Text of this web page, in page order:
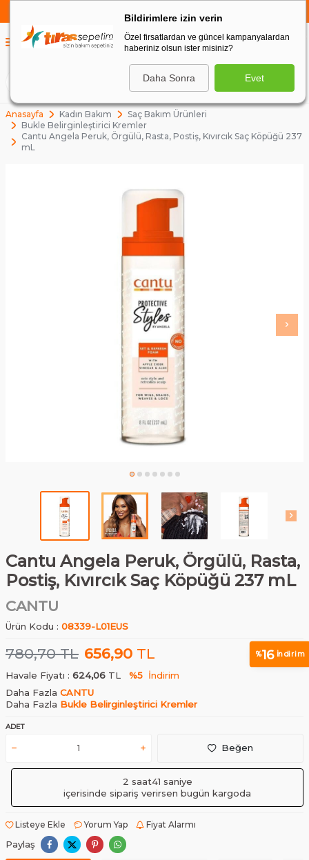
Anasayfa Kadın Bakım
Saç Bakım Ürünleri
Bukle Belirginleştirici Kremler
Cantu Angela Peruk, Örgülü, Rasta, Postiş, Kıvırcık Saç Köpüğü 237
mL
Cantu Angela Peruk, Örgülü, Rasta,
Postiş, Kıvırcık Saç Köpüğü 237 mL
CANTU
Ürün Kodu : 08339-L01EUS
780,70TL 656,90 TL %16 İndirim
Havale Fiyatı : 624,06 TL %5 İndirim
Daha Fazla CANTU
Daha Fazla Bukle Belirginleştirici Kremler
ADET
Beğen
2 saat41 saniye
içerisinde sipariş verirsen bugün kargoda
Listeye Ekle Yorum Yap Fiyat Alarmı
Paylaş
Bildirimlere izin verin
Özel firsatlardan ve güncel kampanyalardan
haberiniz olsun ister misiniz?
Daha Sonra Evet